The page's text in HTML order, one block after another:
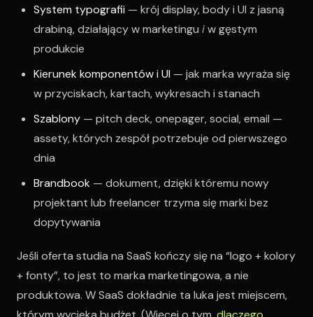
System typografii — krój display, body i UI z jasną
drabiną, działający w marketingu iw gęstym
produkcie
Kierunek komponentów i UI — jak marka wyraża się
w przyciskach, kartach, wykresach i stanach
Szablony — pitch deck, onepager, social, email —
assety, których zespół potrzebuje od pierwszego
dnia
Brandbook — dokument, dzięki któremu nowy
projektant lub freelancer trzyma się marki bez
dopytywania
Jeśli oferta studia na SaaS kończy się na “logo + kolory
+ fonty”, to jest to marka marketingowa, a nie
produktowa. W SaaS dokładnie ta luka jest miejscem,